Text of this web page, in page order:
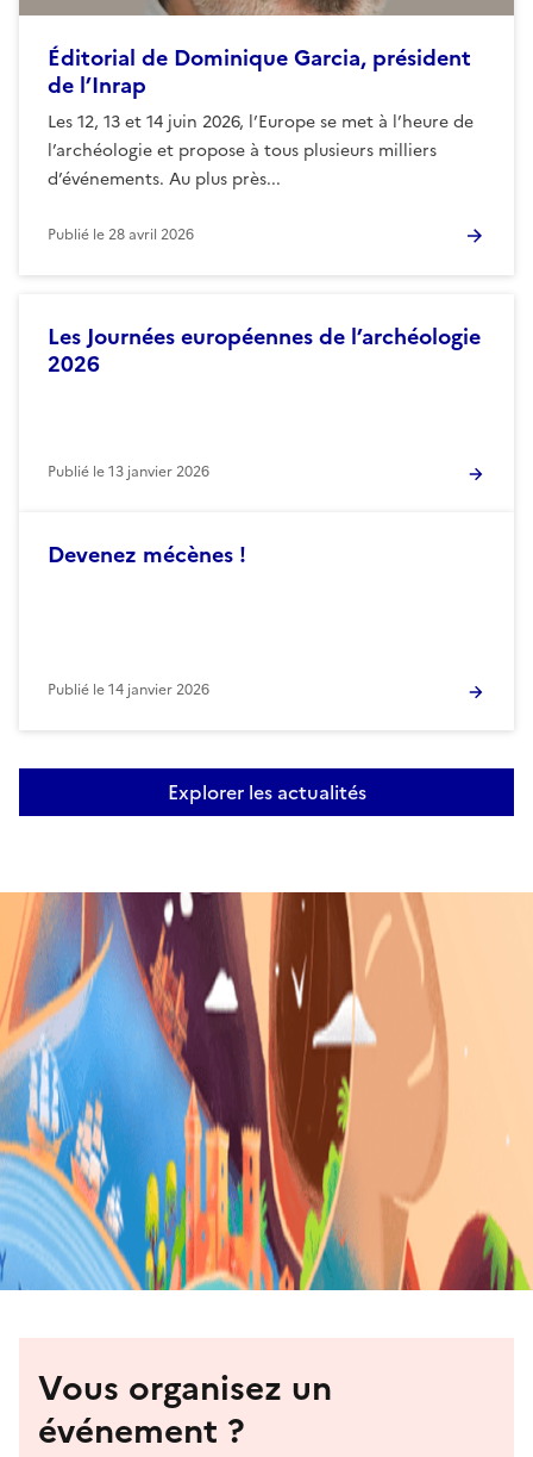
Éditorial de Dominique Garcia, président
de l’Inrap
Les 12, 13 et 14 juin 2026, l’Europe se met à l’heure de
l’archéologie et propose à tous plusieurs milliers
d’événements. Au plus près...
Publié le28 avril 2026
Les Journées européennes de l’archéologie
2026
Publié le13 janvier 2026
Devenez mécènes !
Publié le14 janvier 2026
Explorer les actualités
Vous organisez un
événement ?